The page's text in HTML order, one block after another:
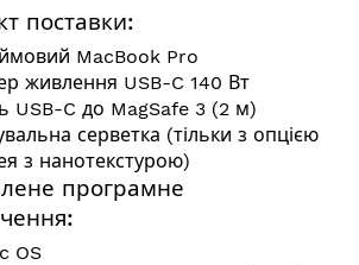
поставки:
MacBook Pro
живлення USB-C 140 Вт
USB-C до MagSafe 3 (2 м)
серветка (тільки з опцією
з нанотекстурою)
програмне
OS